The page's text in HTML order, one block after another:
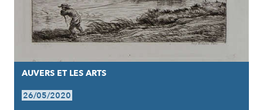
AUVERS ET LES ARTS
26/05/2020